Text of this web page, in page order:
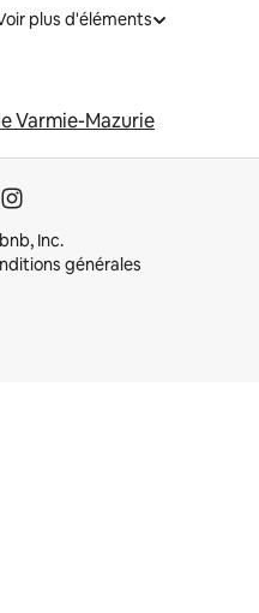
plus d'éléments
Varmie-Mazurie
Inc.
générales